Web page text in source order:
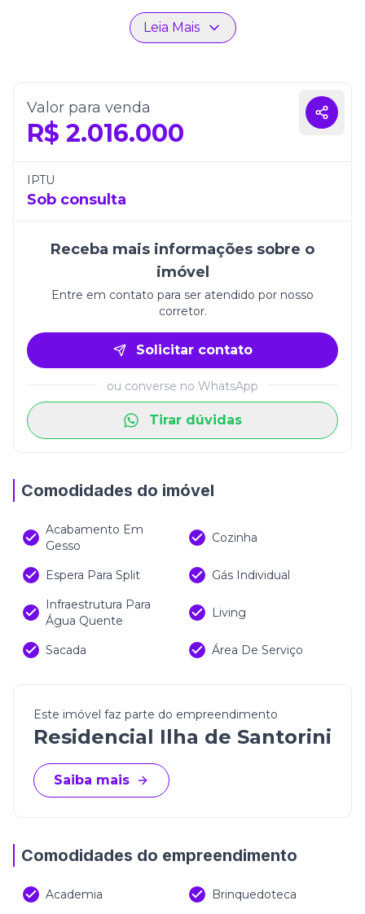
funcionalidade e estilo.
Com duas vagas de garagem, o imóvel garante
Itapema em um lar moderno, acolhedor e
completo.
Leia Mais
Valor para venda
R$ 2.016.000
IPTU
Sob consulta
Receba mais informações sobre o
imóvel
Entre em contato para ser atendido por nosso
corretor.
Solicitar contato
ou converse no WhatsApp
Tirar dúvidas
Comodidades do imóvel
Acabamento Em
Gesso
Cozinha
Espera Para Split
Gás Individual
Infraestrutura Para
Água Quente
Living
Sacada Área De Serviço
Este imóvel faz parte do empreendimento
Residencial Ilha de Santorini
Saiba mais
Comodidades do empreendimento
Academia
Brinquedoteca